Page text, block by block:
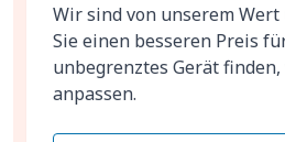
Wir sind von unserem
Sie einen besseren Preis
unbegrenztes Gerät
anpassen.